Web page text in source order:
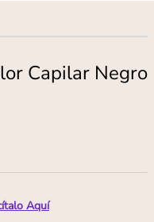
Capilar Negro
Aquí